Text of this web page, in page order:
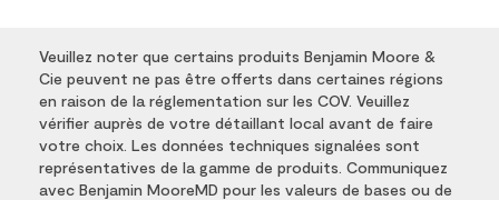
Veuillez noter que certains produits Benjamin Moore &
Cie peuvent ne pas être offerts dans certaines régions
en raison de la réglementation sur les COV. Veuillez
vérifier auprès de votre détaillant local avant de faire
votre choix. Les données techniques signalées sont
représentatives de la gamme de produits. Communiquez
avec Benjamin MooreMD pour les valeurs de bases ou de